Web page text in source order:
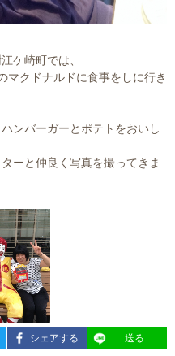
ケ崎町では、
マクドナルドに食事をしに行き
ンバーガーとポテトをおいし
ーと仲良く写真を撮ってきま
entry387
シェアする entry387
送る